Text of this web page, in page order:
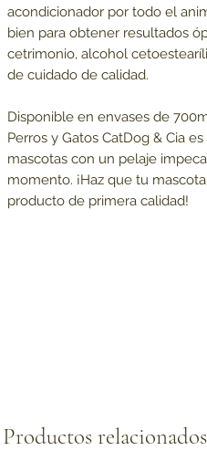
Productos relacionados
acondicionador por todo el
bien para obtener resultados
cetrimonio, alcohol
de cuidado de calidad.
Disponible en envases de
Perros y Gatos CatDog & Cia
mascotas con un pelaje
momento. ¡Haz que tu
producto de primera calidad!